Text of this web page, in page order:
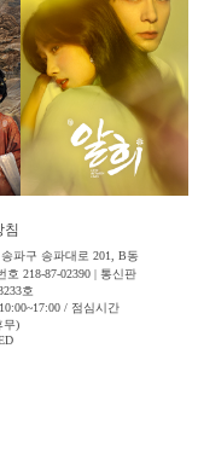
침
파구 송파대로 201, B동
218-87-02390 | 통신판
호
/ 점심시간
무)